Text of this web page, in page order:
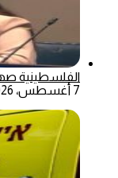
الفلسطينية
7 أغسطس، 2026